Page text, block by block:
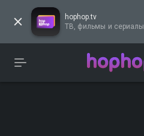
hophop.tv
ТВ, фильмы и сериалы